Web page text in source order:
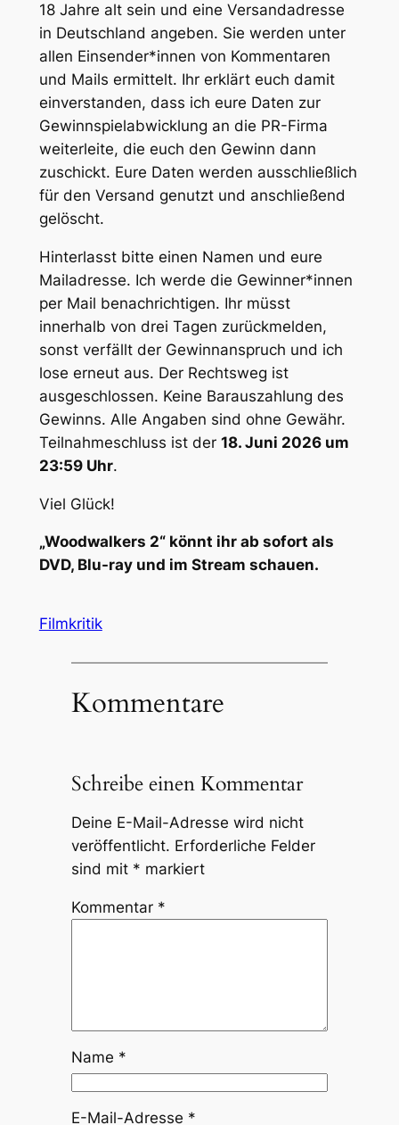
18 Jahre alt sein und eine Versandadresse
in Deutschland angeben. Sie werden unter
allen Einsender*innen von Kommentaren
und Mails ermittelt. Ihr erklärt euch damit
einverstanden, dass ich eure Daten zur
Gewinnspielabwicklung an die PR-Firma
weiterleite, die euch den Gewinn dann
zuschickt. Eure Daten werden ausschließlich
für den Versand genutzt und anschließend
gelöscht.
Hinterlasst bitte einen Namen und eure
Mailadresse. Ich werde die Gewinner*innen
per Mail benachrichtigen. Ihr müsst
innerhalb von drei Tagen zurückmelden,
sonst verfällt der Gewinnanspruch und ich
lose erneut aus. Der Rechtsweg ist
ausgeschlossen. Keine Barauszahlung des
Gewinns. Alle Angaben sind ohne Gewähr.
Teilnahmeschluss ist der 18. Juni 2026 um
23:59 Uhr.
Viel Glück!
„Woodwalkers 2“ könnt ihr ab sofort als
DVD, Blu-ray und im Stream schauen.
Filmkritik
Kommentare
Schreibe einen Kommentar
Deine E-Mail-Adresse wird nicht
veröffentlicht. Erforderliche Felder
sind mit * markiert
Kommentar *
Name *
E-Mail-Adresse *